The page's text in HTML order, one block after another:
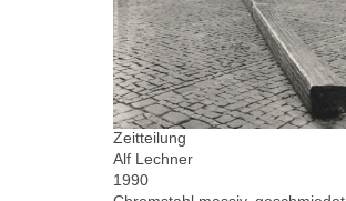
Zeitteilung
Alf Lechner
1990